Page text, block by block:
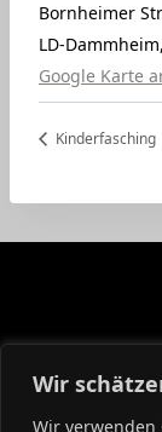
Wir
Wir verwenden
Bornheimer
LD-Dammheim,
Google Karte
Kinderfasching
KONTAKT